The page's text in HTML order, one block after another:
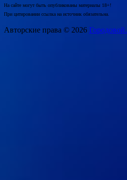
На сайте могут быть опубликованы материалы 18+!
При цитировании ссылка на источник обязательна.
Авторские права © 2026 Городовой.